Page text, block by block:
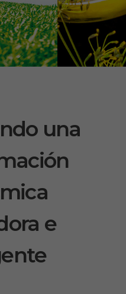
una
e